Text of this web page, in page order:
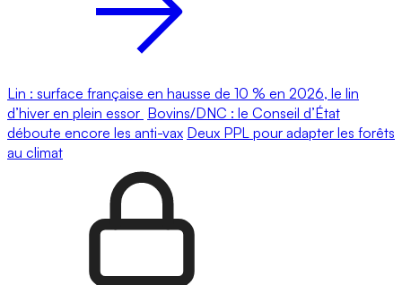
Lin : surface française en hausse de 10 % en 2026, le lin
d’hiver en plein essor Bovins/DNC : le Conseil d’État
déboute encore les anti-vax Deux PPL pour adapter les forêts
au climat